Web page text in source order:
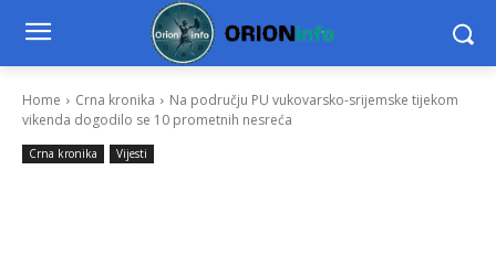
Home Crna kronika
Na području PU vukovarsko-srijemske tijekom
vikenda dogodilo se 10 prometnih nesreća
Crna kronika Vijesti